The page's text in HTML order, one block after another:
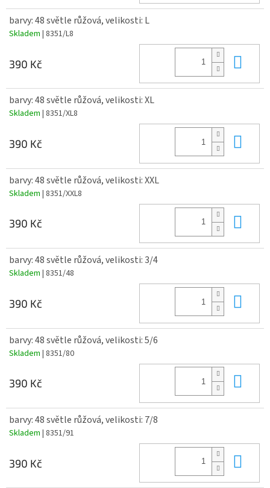
barvy: 48 světle růžová, velikosti: L
Skladem | 8351/L8
390 Kč
barvy: 48 světle růžová, velikosti: XL
Skladem | 8351/XL8
390 Kč
barvy: 48 světle růžová, velikosti: XXL
Skladem | 8351/XXL8
390 Kč
barvy: 48 světle růžová, velikosti: 3/4
Skladem | 8351/48
390 Kč
barvy: 48 světle růžová, velikosti: 5/6
Skladem | 8351/80
390 Kč
barvy: 48 světle růžová, velikosti: 7/8
Skladem | 8351/91
390 Kč